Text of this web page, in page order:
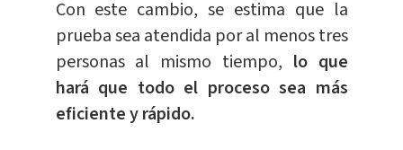
Con este cambio, se estima que la
prueba sea atendida por al menos tres
personas al mismo tiempo, lo que
hará que todo el proceso sea más
eficiente y rápido.